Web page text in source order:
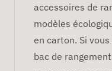
accessoires de
modèles
en carton. Si
bac de